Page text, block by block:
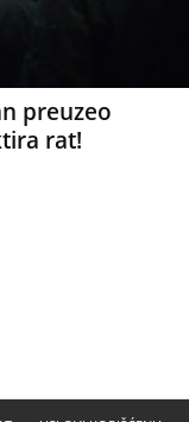
preuzeo
rat!